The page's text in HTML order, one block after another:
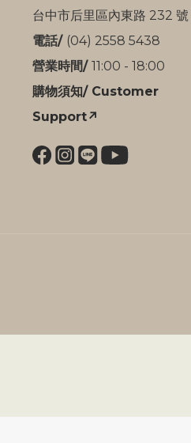
台中市后里區內東路 232 號
電話/ (04) 2558 5438
營業時間/ 11:00 - 18:00
購物須知/ Customer
Support↗